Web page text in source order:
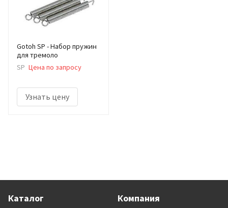
Gotoh SP - Набор пружин
для тремоло
SP Цена по запросу
Узнать цену
Каталог Компания